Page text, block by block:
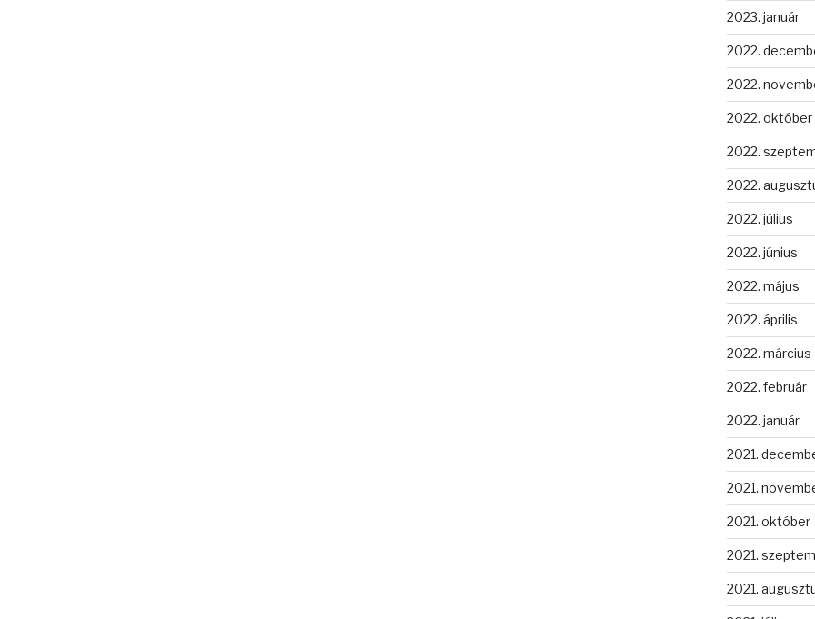
2023. január
2022.
2022.
2022. október
2022.
2022.
2022. július
2022. június
2022. május
2022. április
2022. március
2022. február
2022. január
2021.
2021.
2021. október
2021.
2021.